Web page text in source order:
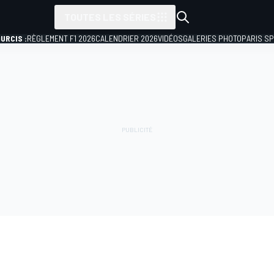
:RÈGLEMENT F1 2026CALENDRIER 2026VIDÉOSGALERIES PHOTOPARIS